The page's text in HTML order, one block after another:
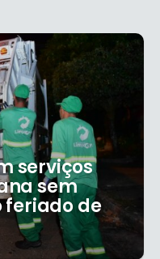
serviços
sem
feriado de